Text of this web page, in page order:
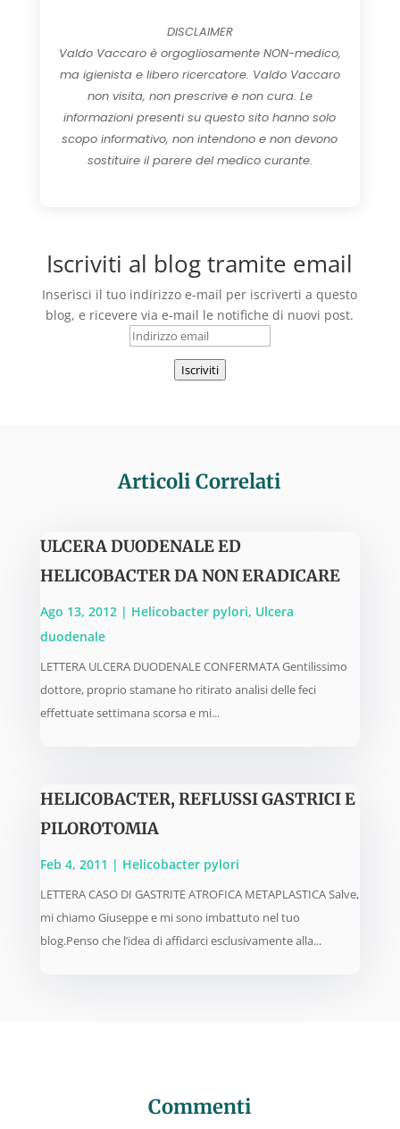
DISCLAIMER
Valdo Vaccaro è orgogliosamente NON-medico,
ma igienista e libero ricercatore. Valdo Vaccaro
non visita, non prescrive e non cura. Le
informazioni presenti su questo sito hanno solo
scopo informativo, non intendono e non devono
sostituire il parere del medico curante.
Iscriviti al blog tramite email
Inserisci il tuo indirizzo e-mail per iscriverti a questo
blog, e ricevere via e-mail le notifiche di nuovi post.
Indirizzo
Iscriviti
Articoli Correlati
ULCERA DUODENALE ED
HELICOBACTER DA NON ERADICARE
Ago 13, 2012| Helicobacter pylori, Ulcera
duodenale
LETTERA ULCERA DUODENALE CONFERMATA Gentilissimo
dottore, proprio stamane ho ritirato analisi delle feci
effettuate settimana scorsa e mi...
HELICOBACTER, REFLUSSI GASTRICI E
PILOROTOMIA
Feb 4, 2011 | Helicobacter pylori
LETTERA CASO DI GASTRITE ATROFICA METAPLASTICA Salve,
mi chiamo Giuseppe e mi sono imbattuto nel tuo
blog.Penso che l’idea di affidarci esclusivamente alla...
Commenti